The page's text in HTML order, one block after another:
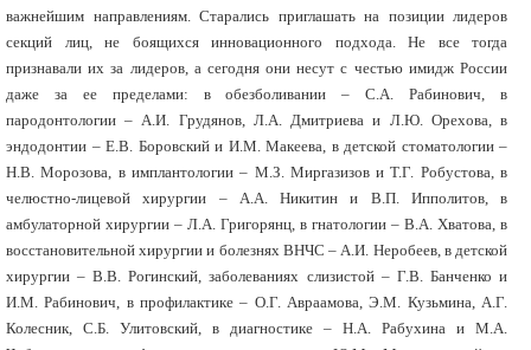
важнейшим направлениям. Старались приглашать на позиции лидеров
секций лиц, не боящихся инновационного подхода. Не все тогда
признавали их за лидеров, а сегодня они несут с честью имидж России
даже за ее пределами: в обезболивании – С.А. Рабинович, в
пародонтологии – А.И. Грудянов, Л.А. Дмитриева и Л.Ю. Орехова, в
эндодонтии – Е.В. Боровский и И.М. Макеева, в детской стоматологии –
Н.В. Морозова, в имплантологии – М.З. Миргазизов и Т.Г. Робустова, в
челюстно-лицевой хирургии – А.А. Никитин и В.П. Ипполитов, в
амбулаторной хирургии – Л.А. Григорянц, в гнатологии – В.А. Хватова, в
восстановительной хирургии и болезнях ВНЧС – А.И. Неробеев, в детской
хирургии – В.В. Рогинский, заболеваниях слизистой – Г.В. Банченко и
И.М. Рабинович, в профилактике – О.Г. Авраамова, Э.М. Кузьмина, А.Г.
Колесник, С.Б. Улитовский, в диагностике – Н.А. Рабухина и М.А.